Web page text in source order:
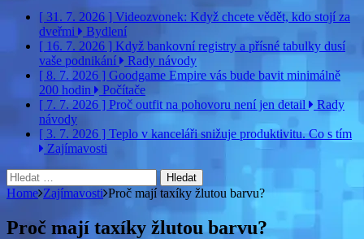
[ 31. 7. 2026 ] Videozvonek: Když chcete vědět, kdo stojí za
dveřmi
Bydlení
[ 16. 7. 2026 ] Když bankovní registry a přísné tabulky dusí
vaše podnikání
Rady návody
[ 8. 7. 2026 ] Goodgame Empire vás bude bavit minimálně
200 hodin
Počítače
[ 7. 7. 2026 ] Proč outfit na pohovoru není jen detail
Rady
návody
[ 3. 7. 2026 ] Teplo v kanceláři snižuje produktivitu. Co s tím
Zajímavosti
Vyhledávání
Home Zajímavosti Proč mají taxíky žlutou barvu?
Proč mají taxíky žlutou barvu?